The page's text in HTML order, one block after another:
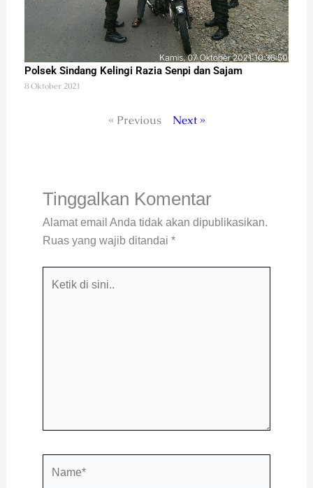
Polsek Sindang Kelingi Razia Senpi dan Sajam
8 Oktober 2021
« Previous Next »
Tinggalkan Komentar
Alamat email Anda tidak akan dipublikasikan.
Ruas yang wajib ditandai *